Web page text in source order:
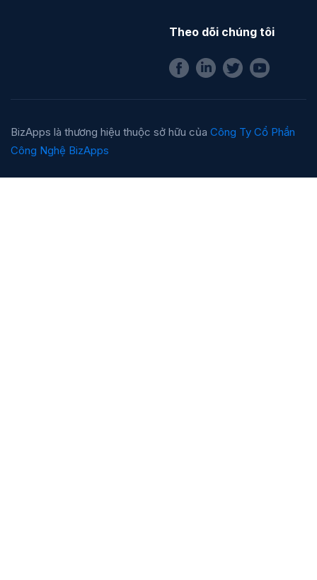
Theo dõi chúng tôi
BizApps là thương hiệu thuộc sở hữu của Công Ty Cổ Phần
Công Nghệ BizApps